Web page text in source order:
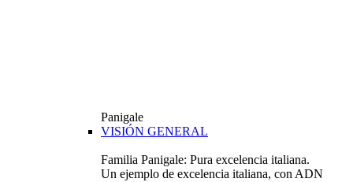
Panigale
VISIÓN GENERAL
Familia Panigale: Pura excelencia italiana.
Un ejemplo de excelencia italiana, con ADN